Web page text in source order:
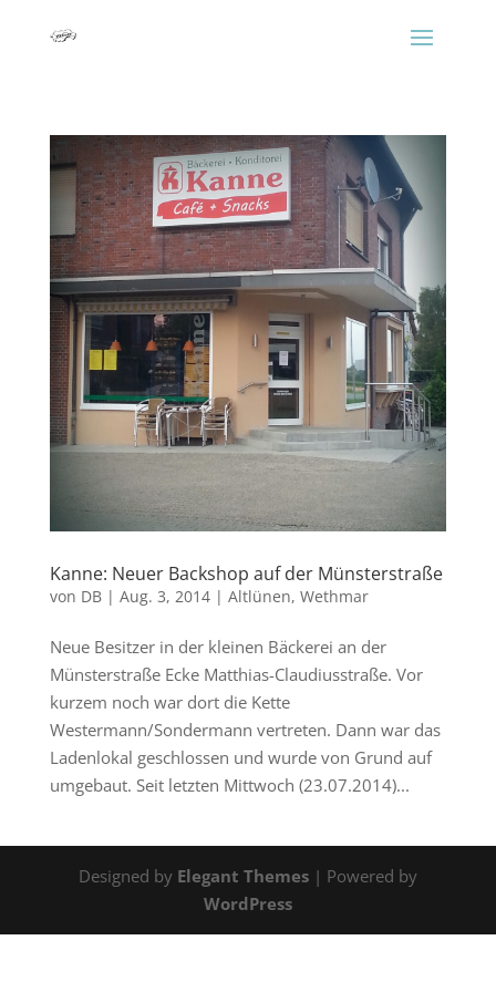
Kanne: Neuer Backshop auf der Münsterstraße
von DB| Aug. 3, 2014| Altlünen, Wethmar
Neue Besitzer in der kleinen Bäckerei an der
Münsterstraße Ecke Matthias-Claudiusstraße. Vor
kurzem noch war dort die Kette
Westermann/Sondermann vertreten. Dann war das
Ladenlokal geschlossen und wurde von Grund auf
umgebaut. Seit letzten Mittwoch (23.07.2014)...
Designed by Elegant Themes| Powered by
WordPress